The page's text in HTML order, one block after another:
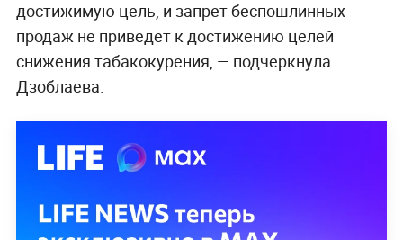
достижимую цель, и запрет беспошлинных
продаж не приведёт к достижению целей
снижения табакокурения, — подчеркнула
Дзоблаева.